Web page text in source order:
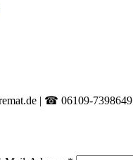
| ☎ 06109-7398649